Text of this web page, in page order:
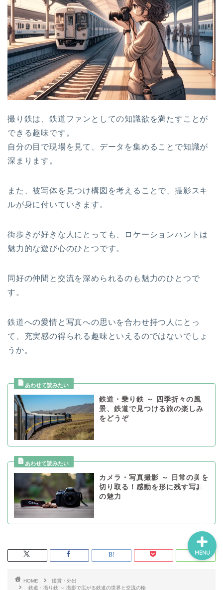
撮り鉄は、鉄道ファンとしての知識欲を満たすことが
できる趣味です。
自分の目で現場を見て、データを集めることで知識が
深まります。
また、被写体を見つけ構図を考えることで、撮影スキ
ルが身に付いていきます。
街歩きが好きな人にとっても、ロケーションハントは
魅力的な遊び心のひとつです。
同好の仲間と交流を深められるのも魅力のひとつで
す。
鉄道への愛情と写真への思いを合わせ持つ人にとっ
て、充実感の得られる趣味といえるのではないでしょ
うか。
鉄道・乗り鉄 ～ 四季折々の風
景、鉄道で見つける旅の楽しみ
をどうぞ
カメラ・写真撮影 ～ 日常の美を
切り取る！感動を形に残す写真
の魅力
HOME
鑑賞・外出
鉄道・撮り鉄 ～ 撮影で広がる鉄道の世界と交流の輪
MENU
ホーム
制作・学習